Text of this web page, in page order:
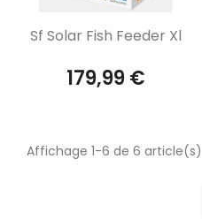
Aperçu rapide
Sf Solar Fish Feeder Xl
179,99 €
Affichage 1-6 de 6 article(s)